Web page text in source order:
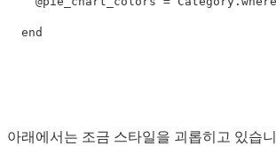
end
아래에서는 조금 스타일을 괴롭히고 있습